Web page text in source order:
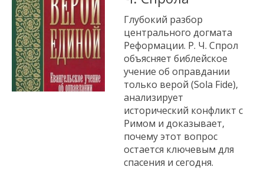
Глубокий разбор
центрального догмата
Реформации. Р. Ч. Спрол
объясняет библейское
учение об оправдании
только верой (Sola Fide),
анализирует
исторический конфликт с
Римом и доказывает,
почему этот вопрос
остается ключевым для
спасения и сегодня.